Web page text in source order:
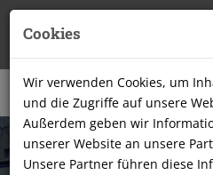
Cookies
Wir verwenden Cookies, um
und die Zugriffe auf unsere
Außerdem geben wir
unserer Website an unsere
Unsere Partner führen diese
|
0174 3166978 |